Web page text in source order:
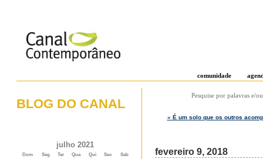
comunidade
BLOG DO CANAL
julho 2021
Dom Seg Ter Qua Qui Sex
Sab
Pesquise por palavras e/
« É um solo que os outros
fevereiro 9, 2018